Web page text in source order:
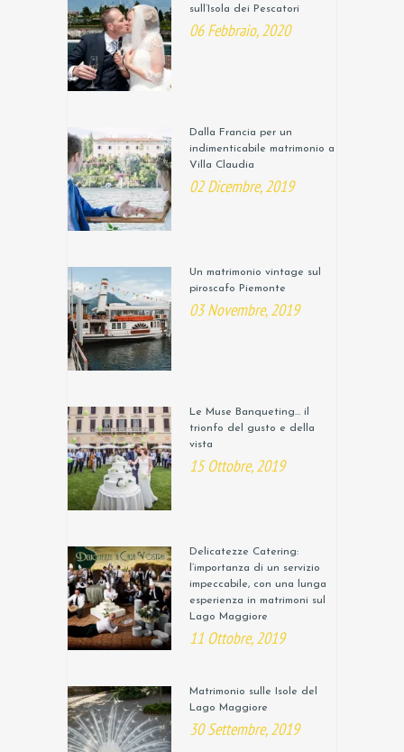
sull’Isola dei Pescatori
06 Febbraio, 2020
Dalla Francia per un
indimenticabile matrimonio a
Villa Claudia
02 Dicembre, 2019
Un matrimonio vintage sul
piroscafo Piemonte
03 Novembre, 2019
Le Muse Banqueting… il
trionfo del gusto e della
vista
15 Ottobre, 2019
Delicatezze Catering:
l’importanza di un servizio
impeccabile, con una lunga
esperienza in matrimoni sul
Lago Maggiore
11 Ottobre, 2019
Matrimonio sulle Isole del
Lago Maggiore
30 Settembre, 2019